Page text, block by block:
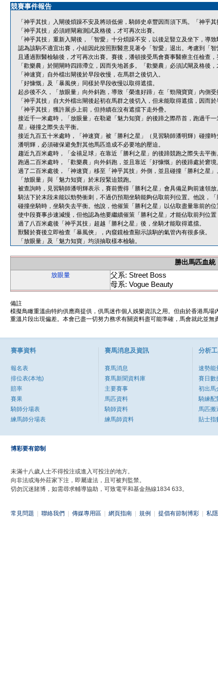
競賽事件報告
「神乎其技」入閘後煩躁不安及將頭低俯，騎師史卓豐因而須下馬。「神乎
「神乎其技」必須經閘廂測試及格後，才可再次出賽。
「神乎其技」重新入閘後，「智愛」十分煩躁不安，以後足豎立及坐下，導
認為該駒不適宜出賽，小組因此按照獸醫意見著令「智愛」退出。考慮到「
且通過獸醫檢驗後，才可再次出賽。賽後，潘頓接受馬會賽事醫療主任檢查
「歡樂農」於開閘時四蹄滯立，因而失地甚多。「歡樂農」必須試閘及格後
「神速寶」自外檔出閘後於早段收慢，在馬群之後切入。
「好慷慨」及「暴風俠」同樣於早段收慢以取得遮擋。
起步後不久，「放眼量」向外斜跑，導致「榮進好蹄」在「勁飛寶寶」內側受
「神乎其技」自大外檔出閘後起初在馬群之後切入，但未能取得遮擋，因而
「神乎其技」獲許展步上前，但持續在沒有遮擋下走外疊。
接近千一米處時，「放眼量」在勒避「魅力知寶」的後蹄之際昂首，跑過千
星」碰撞之際失去平衡。
接近九百五十米處時，「神速寶」被「勝利之星」（見習騎師潘明輝）碰撞
潘明輝，必須確保避免對其他馬匹造成不必要地的壓迫。
趨近九百米處時，「金禧足球」在靠近「勝利之星」的後蹄競跑之際失去平衡
跑過二百米處時，「歡樂農」向外斜跑，並且靠近「好慷慨」的後蹄處於窘境
過了二百米處後，「神速寶」移至「神乎其技」外側，並且碰撞「勝利之星」
「放眼量」與「魅力知寶」於末段緊迫競跑。
被查詢時，見習騎師潘明輝表示，賽前覺得「勝利之星」會具備足夠前速領
騎法下於末段未能以勁勢衝刺，不過仍預期坐騎能夠佔取前列位置。他說，
碰撞坐騎時，坐騎失去平衡。他說，他催策「勝利之星」以佔取盡量靠前的
使中段賽事步速減慢，但他認為他要繼續催策「勝利之星」才能佔取前列位
過了八百米處後「神乎其技」超越「勝利之星」後，坐騎才能取得遮擋。
獸醫於賽後立即檢查「暴風俠」，內窺鏡檢查顯示該駒的氣管內有很多痰。
「放眼量」及「魅力知寶」均須抽取樣本檢驗。
勝出馬匹血統
放眼量
父系: Street Boss
母系: Vogue Beauty
備註
模擬鳥瞰重溫由特約供應商提供，供馬迷作個人娛樂資訊之用。但由於香港馬
重溫片段出現偏差。本會已盡一切努力務求有關資料盡可能準確，馬會就此並
賽事資料
報名表
排位表(本地)
賠率
賽果
騎師分場表
練馬師分場表
賽馬消息及資訊
賽馬消息
賽馬新聞資料庫
主要賽事
馬匹資料
騎師資料
練馬師資料
分析
速勢能
賽日數
初出馬
騎練配
馬匹搬
貼士指
博彩要有節制
未滿十八歲人士不得投注或進入可投注的地方。
向非法或海外莊家下注，即屬違法，且可被判監禁。
切勿沉迷賭博，如需尋求輔導協助，可致電平和基金熱線1834 633。
常見問題 聯絡我們 傳媒專用區 網頁指南 規例 提倡有節制博彩 私